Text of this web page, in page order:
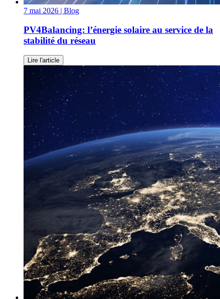
7 mai 2026 | Blog
PV4Balancing: l’énergie solaire au service de la
stabilité du réseau
Lire l'article